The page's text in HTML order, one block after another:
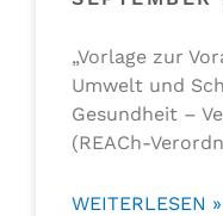
„Vorlage zur
Umwelt und
Gesundheit –
(REACh-
WEITERLESEN »